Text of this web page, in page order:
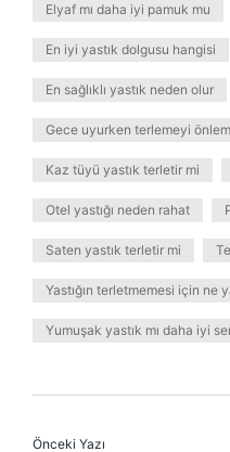
Elyaf mı daha iyi pamuk mu
En iyi yastık dolgusu hangisi
En sağlıklı yastık neden olur
Gece uyurken terlemeyi
Kaz tüyü yastık terletir mi
Otel yastığı neden rahat
Saten yastık terletir mi
Yastığın terletmemesi için ne
Yumuşak yastık mı daha iyi
Önceki Yazı